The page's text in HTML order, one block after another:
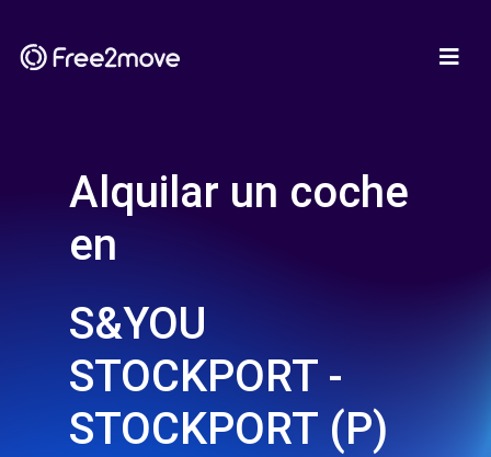
Alquilar un coche
en
S&YOU
STOCKPORT -
STOCKPORT (P)